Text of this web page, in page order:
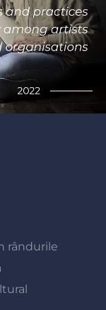
rândurile